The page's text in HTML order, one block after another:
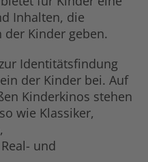
Inhalten, die
der Kinder geben.
Identitätsfindung
der Kinder bei. Auf
Kinderkinos stehen
wie Klassiker,
und